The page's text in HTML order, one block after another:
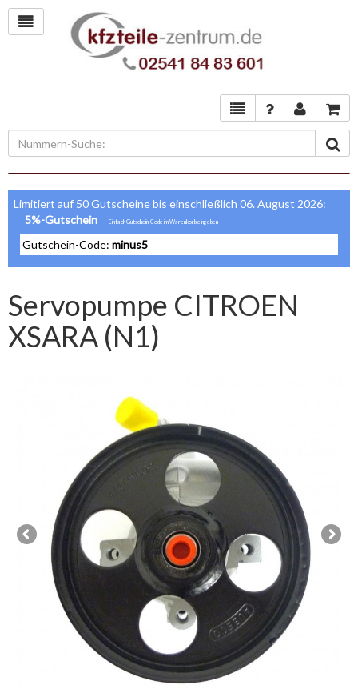
Limitiert auf 50 Gutscheine bis einschließlich 06. August 2026:
5%-Gutschein
Gutschein-Code: minus5
Servopumpe CITROEN
XSARA (N1)